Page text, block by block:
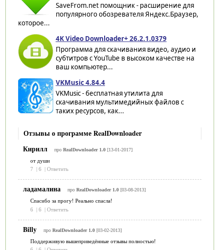
SaveFrom.net помощник - расширение для
популярного обозревателя Яндекс.Браузер,
которое...
4K Video Downloader+ 26.2.1.0379
Программа для скачивания видео, аудио и
субтитров с YouTube в высоком качестве на
ваш компьютер...
VKMusic 4.84.4
VKMusic - бесплатная утилита для
скачивания мультимедийных файлов с
таких ресурсов, как...
Отзывы о программе RealDownloader
Кирилл
про RealDownloader 1.0[13-01-2017]
от души
7
6 Ответить
ладамалина про RealDownloader 1.0[03-08-2013]
Спасибо за прогу! Реально спасла!
6
| 6 | Ответить
Billy про RealDownloader 1.0[03-02-2013]
Поддерживую вышеприведённые отзывы полностью!